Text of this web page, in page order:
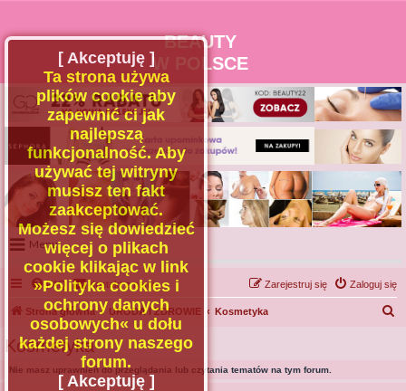
BEAUTY
W POLSCE
Menu
Portal
Facebook
Regulamin
Zapytaj administratora
Kontakt
FAQ Kontakt z nami Zaloguj się
Zarejestruj się
Strona główna URODA I ZDROWIE Kosmetyka
Kosmetyka
Nie masz uprawnień do przeglądania lub czytania tematów na tym forum.
[ Akceptuję ]
Ta strona używa
plików cookie aby
zapewnić ci jak
najlepszą
funkcjonalność. Aby
używać tej witryny
musisz ten fakt
zaakceptować.
Możesz się dowiedzieć
więcej o plikach
cookie klikając w link
»Polityka cookies i
ochrony danych
osobowych« u dołu
każdej strony naszego
forum.
[ Akceptuję ]